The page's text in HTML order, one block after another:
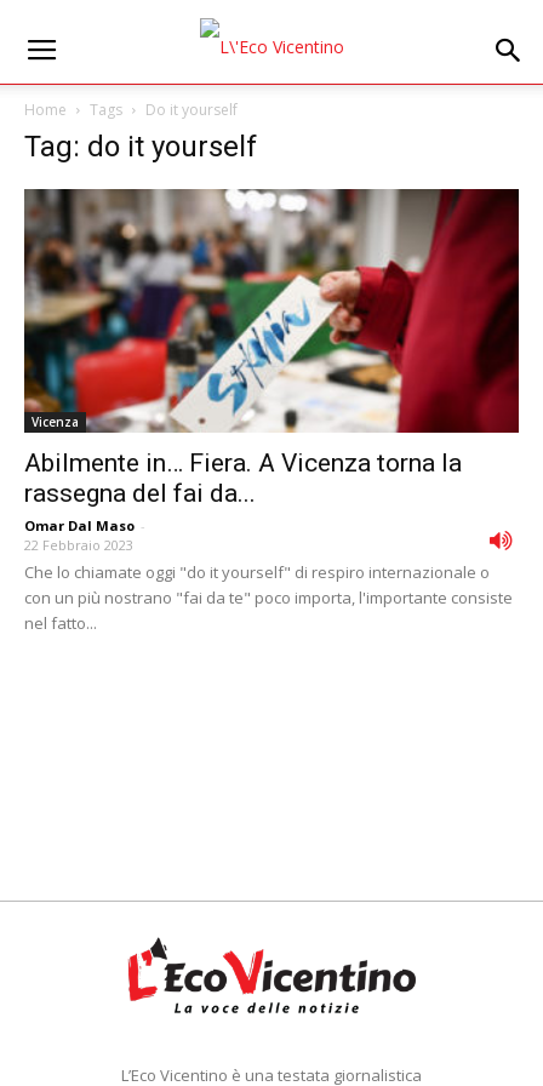
Home Tags Do it yourself
Tag: do it yourself
Vicenza
Abilmente in… Fiera. A Vicenza torna la
rassegna del fai da...
Omar Dal Maso -
22 Febbraio 2023
Che lo chiamate oggi "do it yourself" di respiro internazionale o
con un più nostrano "fai da te" poco importa, l'importante consiste
nel fatto...
L’Eco Vicentino è una testata giornalistica